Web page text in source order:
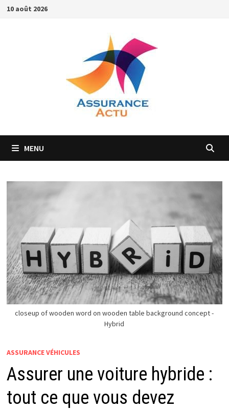
Passer
10 août 2026
MENU
closeup of wooden word on wooden table background concept -
Hybrid
ASSURANCE VÉHICULES
Assurer une voiture hybride :
tout ce que vous devez